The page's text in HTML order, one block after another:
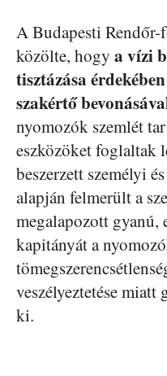
A Budapesti
közölte, hogy a vízi
tisztázása
szakértő
nyomozók szemlét
eszközöket foglaltak
beszerzett személyi
alapján felmerült a
megalapozott gyanú,
kapitányát a
veszélyeztetése
ki.